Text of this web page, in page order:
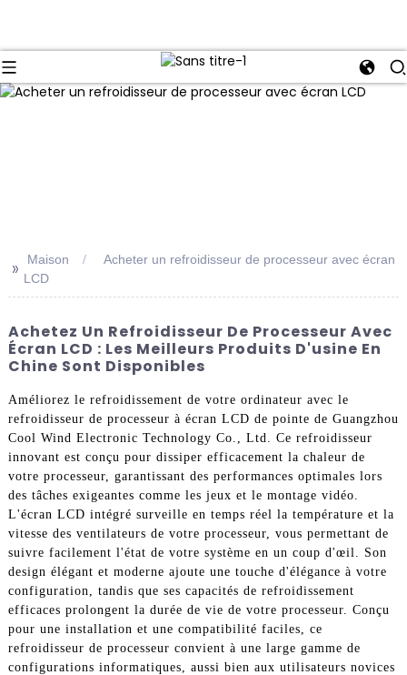
>> Maison
Acheter un refroidisseur de processeur avec écran
LCD
Achetez Un Refroidisseur De Processeur Avec
Écran LCD : Les Meilleurs Produits D'usine En
Chine Sont Disponibles
Améliorez le refroidissement de votre ordinateur avec le
refroidisseur de processeur à écran LCD de pointe de Guangzhou
Cool Wind Electronic Technology Co., Ltd. Ce refroidisseur
innovant est conçu pour dissiper efficacement la chaleur de
votre processeur, garantissant des performances optimales lors
des tâches exigeantes comme les jeux et le montage vidéo.
L'écran LCD intégré surveille en temps réel la température et la
vitesse des ventilateurs de votre processeur, vous permettant de
suivre facilement l'état de votre système en un coup d'œil. Son
design élégant et moderne ajoute une touche d'élégance à votre
configuration, tandis que ses capacités de refroidissement
efficaces prolongent la durée de vie de votre processeur. Conçu
pour une installation et une compatibilité faciles, ce
refroidisseur de processeur convient à une large gamme de
configurations informatiques, aussi bien aux utilisateurs novices